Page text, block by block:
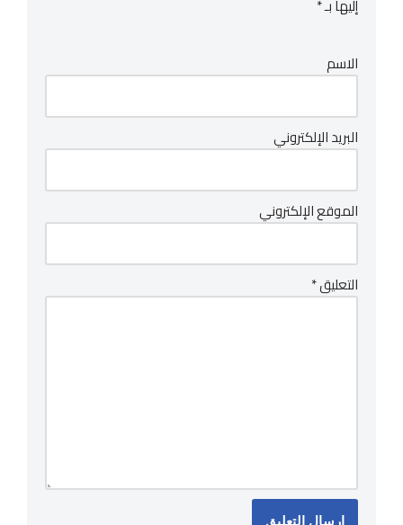
إليها بـ*
الاسم
البريد الإلكتروني
الموقع الإلكتروني
التعليق*